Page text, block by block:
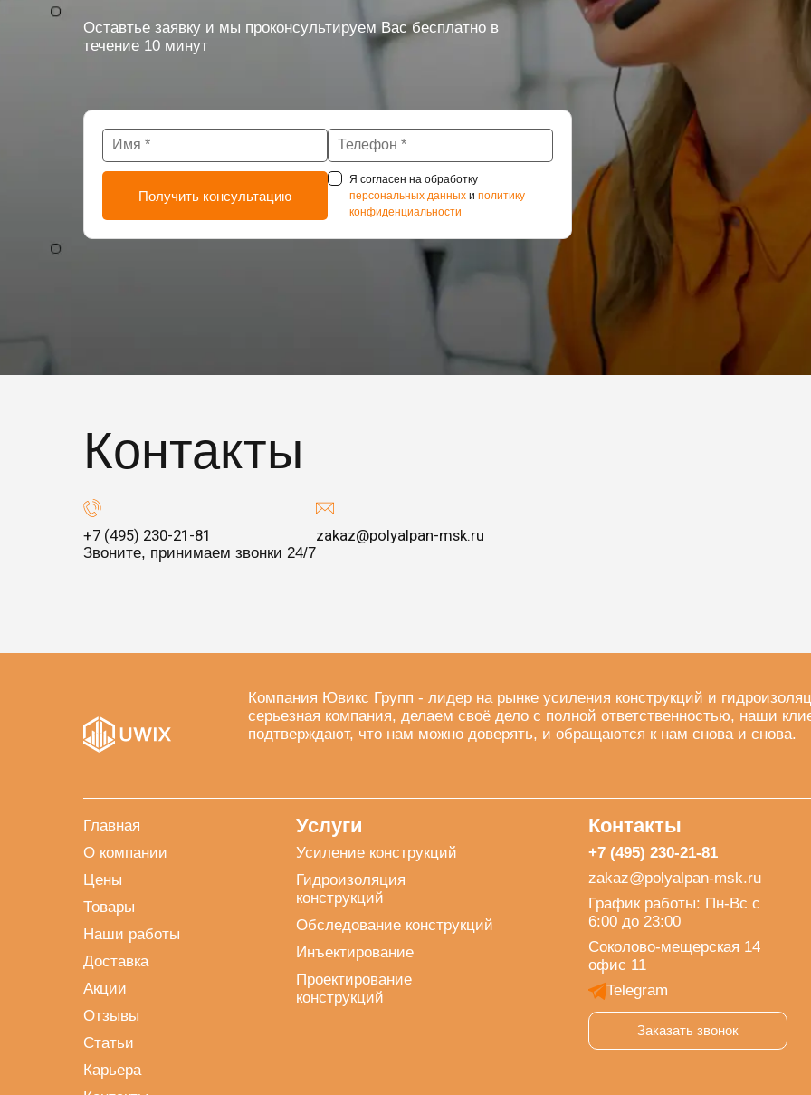
Оставтье заявку и мы проконсультируем Вас бесплатно в
течение 10 минут
Я согласен на обработку
персональных данныхи политику
конфиденциальности
Контакты
+7 (495) 230-21-81
Звоните, принимаем звонки 24/7
zakaz@polyalpan-msk.ru
Компания Ювикс Групп - лидер на рынке усиления конструкций и
серьезная компания, делаем своё дело с полной ответственностью, наши
подтверждают, что нам можно доверять, и обращаются к нам снова и снова.
Главная
О компании
Цены
Товары
Наши работы
Доставка
Акции
Отзывы
Статьи
Карьера
Услуги
Усиление конструкций
Гидроизоляция
конструкций
Обследование конструкций
Инъектирование
Проектирование
конструкций
Контакты
+7 (495) 230-21-81
zakaz@polyalpan-msk.ru
График работы: Пн-Вс с
6:00 до 23:00
Соколово-мещерская 14
офис 11
Telegram
Заказать звонок